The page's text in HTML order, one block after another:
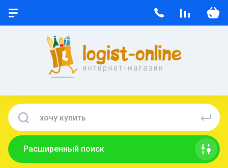
Расширенный поиск